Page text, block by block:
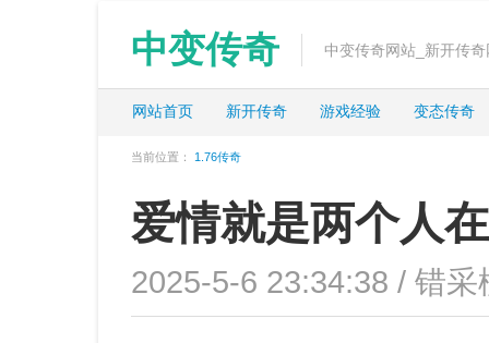
中变传奇 中变传奇网站_新开传
网站首页 新开传奇 游戏经验 变态传奇
当前位置： 1.76传奇
爱情就是两个人
2025-5-6 23:34:38 / 错